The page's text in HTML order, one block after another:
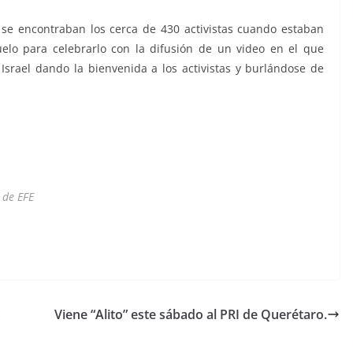
encontraban los cerca de 430 activistas cuando estaban
para celebrarlo con la difusión de un video en el que
dando la bienvenida a los activistas y burlándose de
EFE
Viene “Alito” este sábado al PRI de Querétaro.